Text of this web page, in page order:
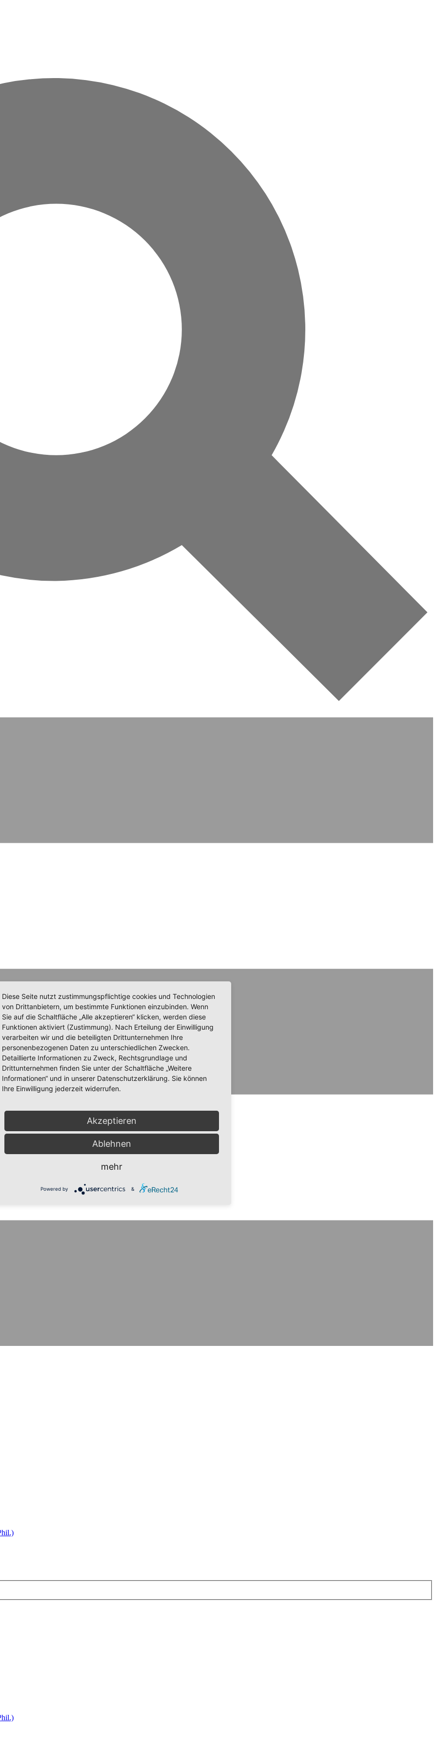
Diese Seite nutzt zustimmungspflichtige cookies und Technologien
von Drittanbietern, um bestimmte Funktionen einzubinden. Wenn
Sie auf die Schaltfläche „Alle akzeptieren“ klicken, werden diese
Funktionen aktiviert (Zustimmung). Nach Erteilung der Einwilligung
verarbeiten wir und die beteiligten Drittunternehmen Ihre
personenbezogenen Daten zu unterschiedlichen Zwecken.
Detaillierte Informationen zu Zweck, Rechtsgrundlage und
Drittunternehmen finden Sie unter der Schaltfläche „Weitere
Informationen“ und in unserer Datenschutzerklärung. Sie können
Ihre Einwilligung jederzeit widerrufen.
Akzeptieren
Ablehnen
mehr
Powered by &